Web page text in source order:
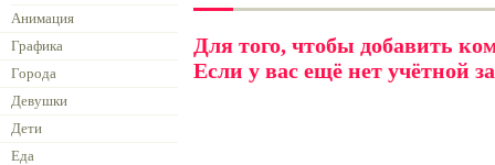
Анимация
Графика
Города
Девушки
Дети
Еда
Для того, чтобы добавить
Если у вас ещё нет учётной